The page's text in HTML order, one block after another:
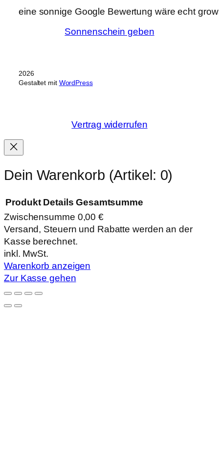
eine sonnige Google Bewertung wäre echt
Sonnenschein geben
2026
Gestaltet mit WordPress
Vertrag widerrufen
Dein Warenkorb (Artikel: 0)
Produkte
im
Warenkorb
Produkt Details Gesamtsumme
Zwischensumme 0,00 €
Versand, Steuern und Rabatte werden an der
Kasse berechnet.
inkl. MwSt.
Warenkorb anzeigen
Zur Kasse gehen